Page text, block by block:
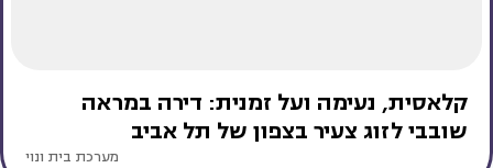
קלאסית, נעימה ועל זמנית: דירה במראה
שובבי לזוג צעיר בצפון של תל אביב
מערכת בית ונוי